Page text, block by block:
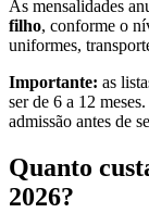
As mensalidades
filho, conforme o
uniformes,
Importante: as
ser de 6 a 12
admissão antes de
Quanto
2026?